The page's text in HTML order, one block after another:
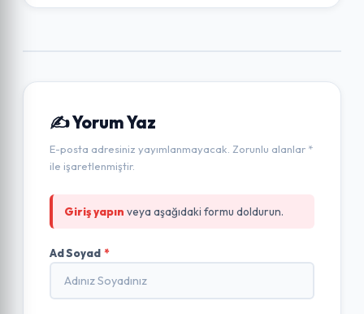
✍️ Yorum Yaz
E-posta adresiniz yayımlanmayacak. Zorunlu alanlar *
ile işaretlenmiştir.
Giriş yapın veya aşağıdaki formu doldurun.
Ad Soyad *